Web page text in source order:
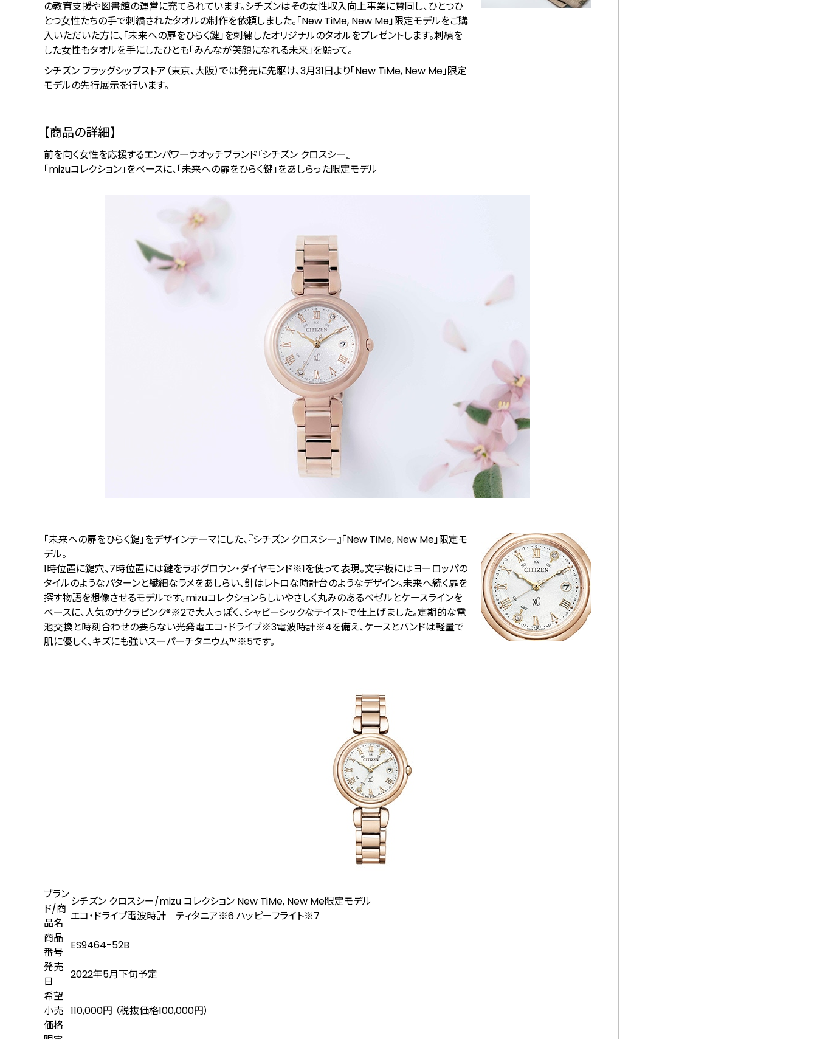
の教育支援や図書館の運営に充てられています。シチズンはその女性収入向上事業に賛同し、ひとつひ
とつ女性たちの手で刺繍されたタオルの制作を依頼しました。「New TiMe, New Me」限定モデルをご購
入いただいた方に、「未来への扉をひらく鍵」を刺繍したオリジナルのタオルをプレゼントします。刺繍を
した女性もタオルを手にしたひとも「みんなが笑顔になれる未来」を願って。
シチズン フラッグシップストア（東京、大阪）では発売に先駆け、3月31日より「New TiMe, New Me」限定
モデルの先行展示を行います。
【商品の詳細】
前を向く女性を応援するエンパワーウオッチブランド『シチズン クロスシー』
「mizuコレクション」をベースに、「未来への扉をひらく鍵」をあしらった限定モデル
「未来への扉をひらく鍵」をデザインテーマにした、『シチズン クロスシー』「New TiMe, New Me」限定モ
デル。
1時位置に鍵穴、7時位置には鍵をラボグロウン・ダイヤモンド※1を使って表現。文字板にはヨーロッパの
タイルのようなパターンと繊細なラメをあしらい、針はレトロな時計台のようなデザイン。未来へ続く扉を
探す物語を想像させるモデルです。mizuコレクションらしいやさしく丸みのあるベゼルとケースラインを
ベースに、人気のサクラピンク®※2で大人っぽく、シャビーシックなテイストで仕上げました。定期的な電
池交換と時刻合わせの要らない光発電エコ・ドライブ※3電波時計※4を備え、ケースとバンドは軽量で
肌に優しく、キズにも強いスーパーチタニウム™※5です。
ブラン
ド/商
品名
シチズン クロスシー/mizu コレクション New TiMe, New Me限定モデル
エコ・ドライブ電波時計 ティタニア※6ハッピーフライト※7
商品
番号
ES9464-52B
発売
日
2022年5月下旬予定
希望
小売
価格
110,000円 （税抜価格100,000円）